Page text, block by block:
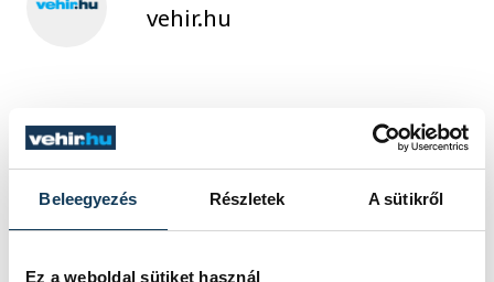
Beleegyezés Részletek A sütikről
Ez a weboldal sütiket használ
vehir.hu